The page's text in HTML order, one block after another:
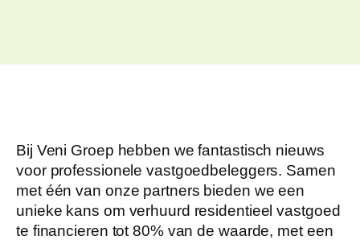
Bij Veni Groep hebben we fantastisch nieuws
voor professionele vastgoedbeleggers. Samen
met één van onze partners bieden we een
unieke kans om verhuurd residentieel vastgoed
te financieren tot 80% van de waarde, met een